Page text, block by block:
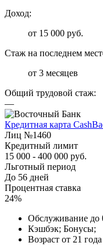
Доход:
от 15 000 руб.
Стаж на последнем
от 3 месяцев
Общий трудовой стаж:
—
Кредитная карта
Лиц №1460
Кредитный лимит
15 000 - 400 000 руб.
Льготный период
До 56 дней
Процентная ставка
24%
Обслуживание до
Кэшбэк; Бонусы;
Возраст от 21 года